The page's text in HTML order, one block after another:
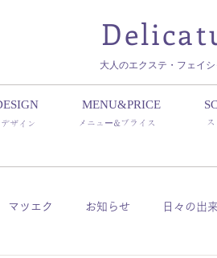
大人のエクステ・フェイ
MENU&PRICE
デザイン メニュー&プライス
マツエク お知らせ 日々の出